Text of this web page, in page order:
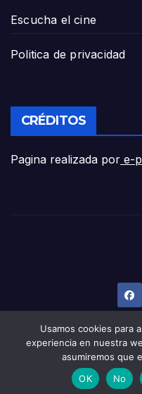
Escucha el cine
Politica de privacidad
CRÉDITOS
Pagina realizada por e-
Funciona gracias a
Usamos cookies para
experiencia en nuestra
asumiremos que
OK
No